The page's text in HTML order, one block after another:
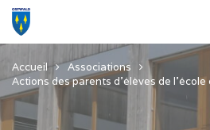
Accueil
Associations
Actions des parents d’élèves de l’école